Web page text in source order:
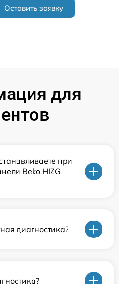
Оставить заявку
для
при
Beko HIZG
диагностика?